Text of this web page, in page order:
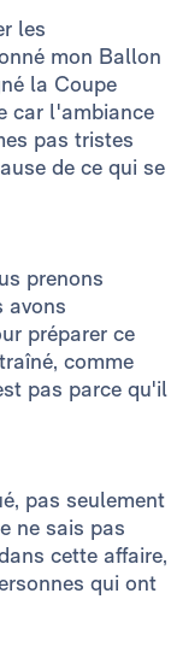
les
mon Ballon
la Coupe
car l'ambiance
pas tristes
de ce qui se
prenons
avons
préparer ce
comme
pas parce qu'il
pas seulement
ne sais pas
cette affaire,
qui ont